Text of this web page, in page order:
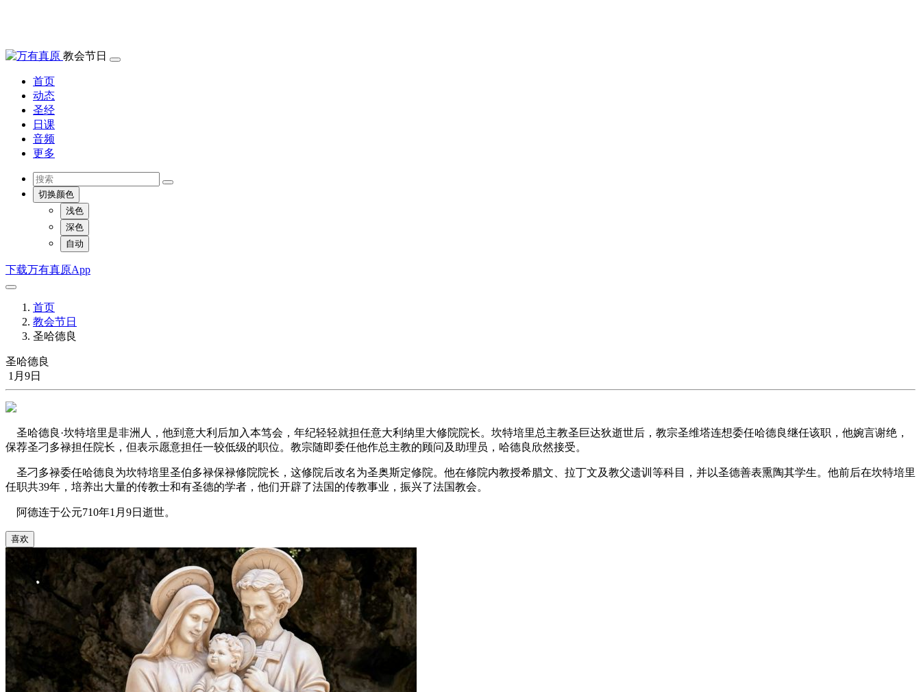
教会节日
首页
动态
圣经
日课
音频
更多
切换颜色
浅色
深色
自动
下载万有真原App
首页
教会节日
圣哈德良
圣哈德良
1月9日
圣哈德良·坎特培里是非洲人，他到意大利后加入本笃会，年纪轻轻就担任意大利纳里大修院院长。坎特培里总主教圣巨达狄逝世后，教宗圣维塔连想委任哈德良继任该职，他婉言谢绝，
保荐圣刁多禄担任院长，但表示愿意担任一较低级的职位。教宗随即委任他作总主教的顾问及助理员，哈德良欣然接受。
圣刁多禄委任哈德良为坎特培里圣伯多禄保禄修院院长，这修院后改名为圣奥斯定修院。他在修院内教授希腊文、拉丁文及教父遗训等科目，并以圣德善表熏陶其学生。他前后在坎特培里
任职共39年，培养出大量的传教士和有圣德的学者，他们开辟了法国的传教事业，振兴了法国教会。
阿德连于公元710年1月9日逝世。
喜欢